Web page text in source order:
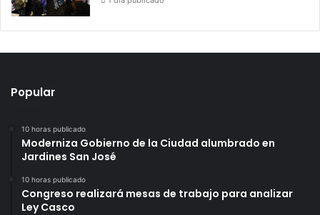
Popular
10 horas publicado
Moderniza Gobierno de la Ciudad alumbrado en
Jardines San José
10 horas publicado
Congreso realizará mesas de trabajo para analizar
Ley Casco